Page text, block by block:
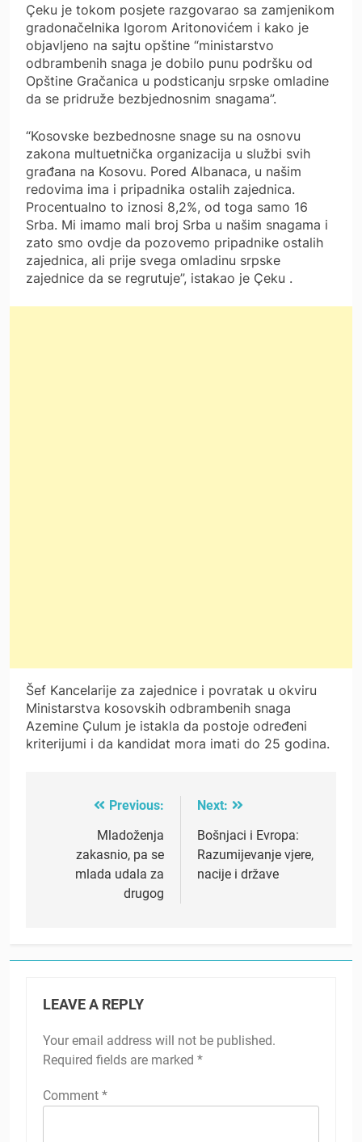
Çeku je tokom posjete razgovarao sa zamjenikom
gradonačelnika Igorom Aritonovićem i kako je
objavljeno na sajtu opštine “ministarstvo
odbrambenih snaga je dobilo punu podršku od
Opštine Gračanica u podsticanju srpske omladine
da se pridruže bezbjednosnim snagama”.
“Kosovske bezbednosne snage su na osnovu
zakona multuetnička organizacija u službi svih
građana na Kosovu. Pored Albanaca, u našim
redovima ima i pripadnika ostalih zajednica.
Procentualno to iznosi 8,2%, od toga samo 16
Srba. Mi imamo mali broj Srba u našim snagama i
zato smo ovdje da pozovemo pripadnike ostalih
zajednica, ali prije svega omladinu srpske
zajednice da se regrutuje”, istakao je Çeku .
Šef Kancelarije za zajednice i povratak u okviru
Ministarstva kosovskih odbrambenih snaga
Azemine Çulum je istakla da postoje određeni
kriterijumi i da kandidat mora imati do 25 godina.
navigation
Previous:
Mladoženja
zakasnio, pa se
mlada udala za
drugog
Next:
Bošnjaci i Evropa:
Razumijevanje vjere,
nacije i države
LEAVE A REPLY
Your email address will not be published.
Required fields are marked *
Comment *